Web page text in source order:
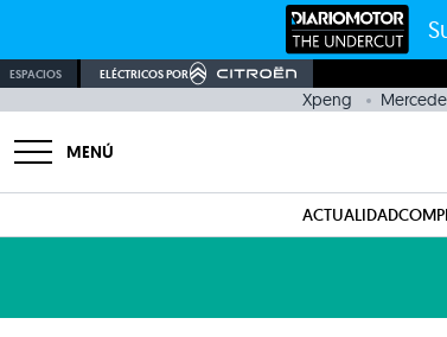
ESPACIOS ELÉCTRICOS POR
Xpeng
MENÚ
ACTUALIDAD